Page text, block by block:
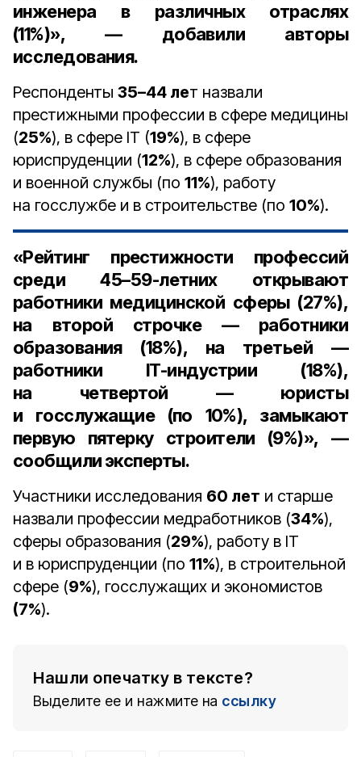
инженера в различных отраслях
(11%)», — добавили авторы
исследования.
Респонденты 35–44 лет назвали
престижными профессии в сфере медицины
(25%), в сфере IT (19%), в сфере
юриспруденции (12%), в сфере образования
и военной службы (по 11%), работу
на госслужбе и в строительстве (по 10%).
«Рейтинг престижности профессий
среди 45–59-летних открывают
работники медицинской сферы (27%),
на второй строчке — работники
образования (18%), на третьей —
работники IT-индустрии (18%),
на четвертой — юристы
и госслужащие (по 10%), замыкают
первую пятерку строители (9%)», —
сообщили эксперты.
Участники исследования 60 лет и старше
назвали профессии медработников (34%),
сферы образования (29%), работу в IT
и в юриспруденции (по 11%), в строительной
сфере (9%), госслужащих и экономистов
(7%).
Нашли опечатку в тексте?
Выделите ее и нажмите на ссылку